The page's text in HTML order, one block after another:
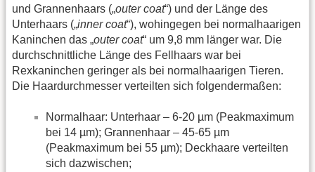
und Grannenhaars („outer coat“) und der Länge des
Unterhaars („inner coat“), wohingegen bei normalhaarigen
Kaninchen das „outer coat“ um 9,8 mm länger war. Die
durchschnittliche Länge des Fellhaars war bei
Rexkaninchen geringer als bei normalhaarigen Tieren.
Die Haardurchmesser verteilten sich folgendermaßen:
Normalhaar: Unterhaar – 6-20 µm (Peakmaximum
bei 14 µm); Grannenhaar – 45-65 µm
(Peakmaximum bei 55 µm); Deckhaare verteilten
sich dazwischen;